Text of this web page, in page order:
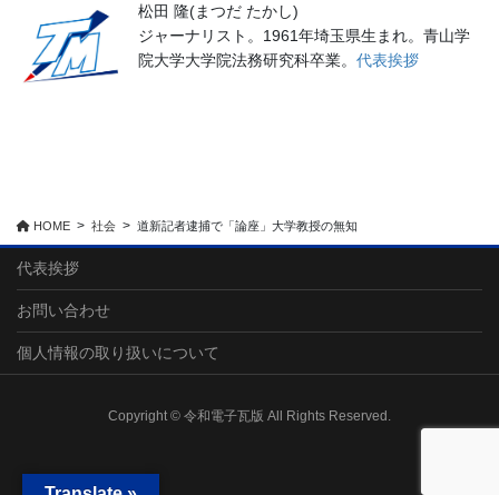
松田 隆(まつだ たかし)
ジャーナリスト。1961年埼玉県生まれ。青山学
院大学大学院法務研究科卒業。 代表挨拶
HOME 社会 道新記者逮捕で「論座」大学教授の無知
代表挨拶
お問い合わせ
個人情報の取り扱いについて
Copyright © 令和電子瓦版 All Rights Reserved.